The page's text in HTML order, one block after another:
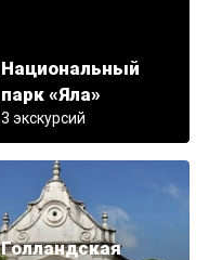
Национальный
парк «Яла»
3 экскурсий
Голландская